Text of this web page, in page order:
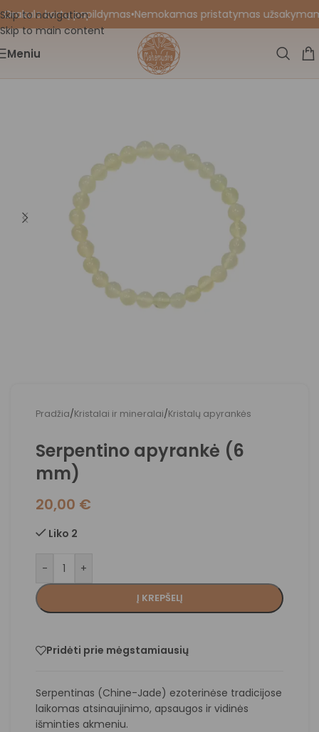
Skip to navigation
Skip to main content
kortų papildymas•Nemokamas pristatymas
Meniu
Pradžia/Kristalai ir mineralai/Kristalų apyrankės
Serpentino apyrankė (6
mm)
20,00 €
Liko 2
- +
Į KREPŠELĮ
Pridėti prie mėgstamiausių
Serpentinas (Chine-Jade) ezoterinėse tradicijose
laikomas atsinaujinimo, apsaugos ir vidinės
išminties akmeniu.